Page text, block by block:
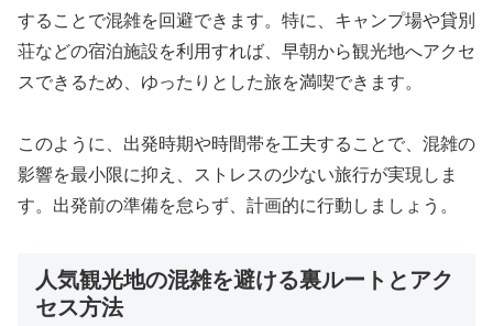
することで混雑を回避できます。特に、キャンプ場や貸別
荘などの宿泊施設を利用すれば、早朝から観光地へアクセ
スできるため、ゆったりとした旅を満喫できます。
このように、出発時期や時間帯を工夫することで、混雑の
影響を最小限に抑え、ストレスの少ない旅行が実現しま
す。出発前の準備を怠らず、計画的に行動しましょう。
人気観光地の混雑を避ける裏ルートとアク
セス方法